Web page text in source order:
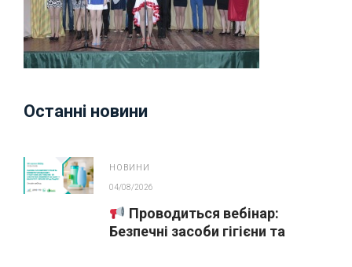
Останні новини
НОВИНИ
04/08/2026
Проводиться вебінар:
Безпечні засоби гігієни та